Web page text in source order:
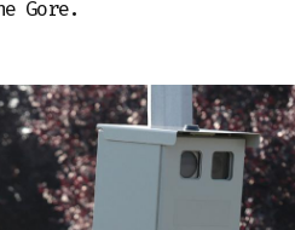
Gore.